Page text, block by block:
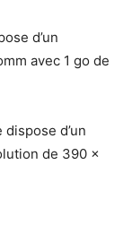
d’un
avec 1 go de
d’un
de 390 x